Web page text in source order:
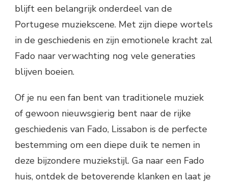
blijft een belangrijk onderdeel van de
Portugese muziekscene. Met zijn diepe wortels
in de geschiedenis en zijn emotionele kracht zal
Fado naar verwachting nog vele generaties
blijven boeien.
Of je nu een fan bent van traditionele muziek
of gewoon nieuwsgierig bent naar de rijke
geschiedenis van Fado, Lissabon is de perfecte
bestemming om een diepe duik te nemen in
deze bijzondere muziekstijl. Ga naar een Fado
huis, ontdek de betoverende klanken en laat je